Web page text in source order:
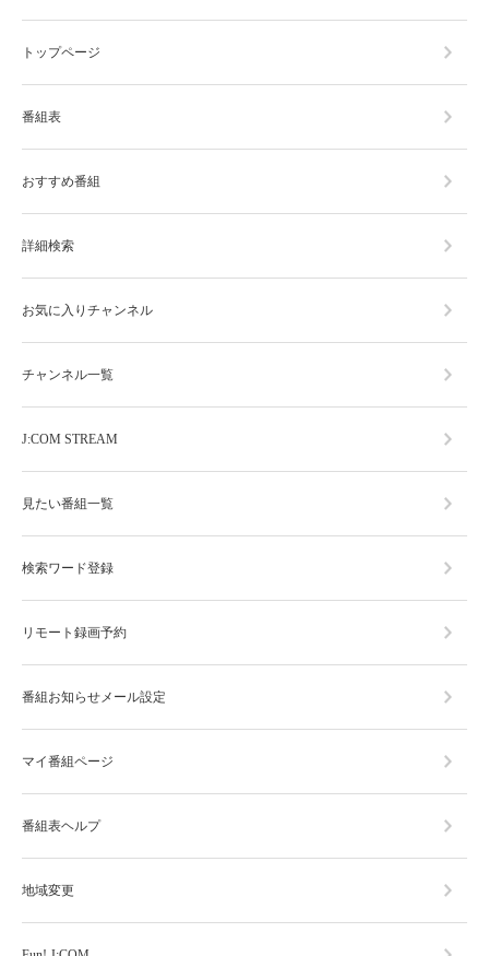
トップページ
番組表
おすすめ番組
詳細検索
お気に入りチャンネル
チャンネル一覧
J:COM STREAM
見たい番組一覧
検索ワード登録
リモート録画予約
番組お知らせメール設定
マイ番組ページ
番組表ヘルプ
地域変更